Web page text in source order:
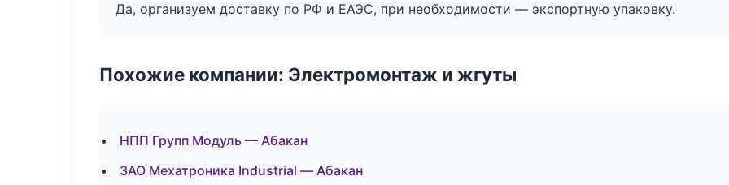
Да, организуем доставку по РФ и ЕАЭС, при необходимости — экспортную упаковку.
Похожие компании: Электромонтаж и жгуты
НПП Групп Модуль — Абакан
ЗАО Мехатроника Industrial — Абакан